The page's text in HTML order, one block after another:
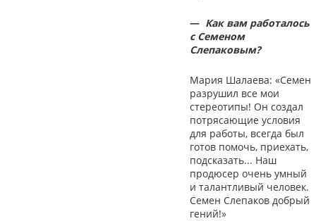
— Как вам работалось
с Семеном
Слепаковым?
Мария Шалаева: «Семен
разрушил все мои
стереотипы! Он создал
потрясающие условия
для работы, всегда был
готов помочь, приехать,
подсказать... Наш
продюсер очень умный
и талантливый человек.
Семен Слепаков добрый
гений!»